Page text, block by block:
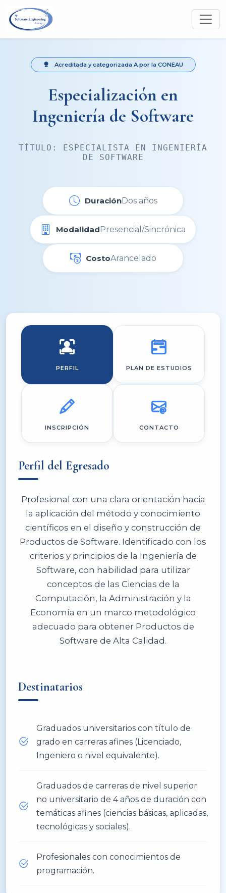
Acreditada y categorizada A por la CONEAU
Especialización en
Ingeniería de Software
TÍTULO: ESPECIALISTA EN INGENIERÍA
DE SOFTWARE
DuraciónDos años
ModalidadPresencial/Sincrónica
CostoArancelado
PERFIL PLAN DE ESTUDIOS
INSCRIPCIÓN CONTACTO
Perfil del Egresado
Profesional con una clara orientación hacia
la aplicación del método y conocimiento
científicos en el diseño y construcción de
Productos de Software. Identificado con los
criterios y principios de la Ingeniería de
Software, con habilidad para utilizar
conceptos de las Ciencias de la
Computación, la Administración y la
Economía en un marco metodológico
adecuado para obtener Productos de
Software de Alta Calidad.
Destinatarios
Graduados universitarios con título de
grado en carreras afines (Licenciado,
Ingeniero o nivel equivalente).
Graduados de carreras de nivel superior
no universitario de 4 años de duración con
temáticas afines (ciencias básicas, aplicadas,
tecnológicas y sociales).
Profesionales con conocimientos de
programación.